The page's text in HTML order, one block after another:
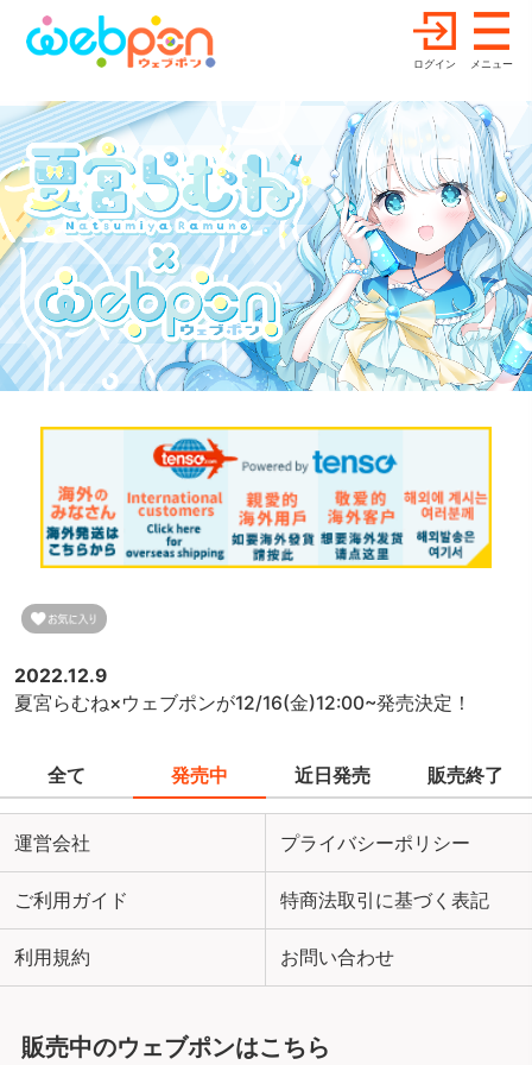
ログイン メニュー
2022.12.9
夏宮らむね×ウェブポンが12/16(金)12:00~発売決定！
全て 発売中 近日発売 販売終了
運営会社 プライバシーポリシー
ご利用ガイド 特商法取引に基づく表記
利用規約 お問い合わせ
販売中のウェブポンはこちら